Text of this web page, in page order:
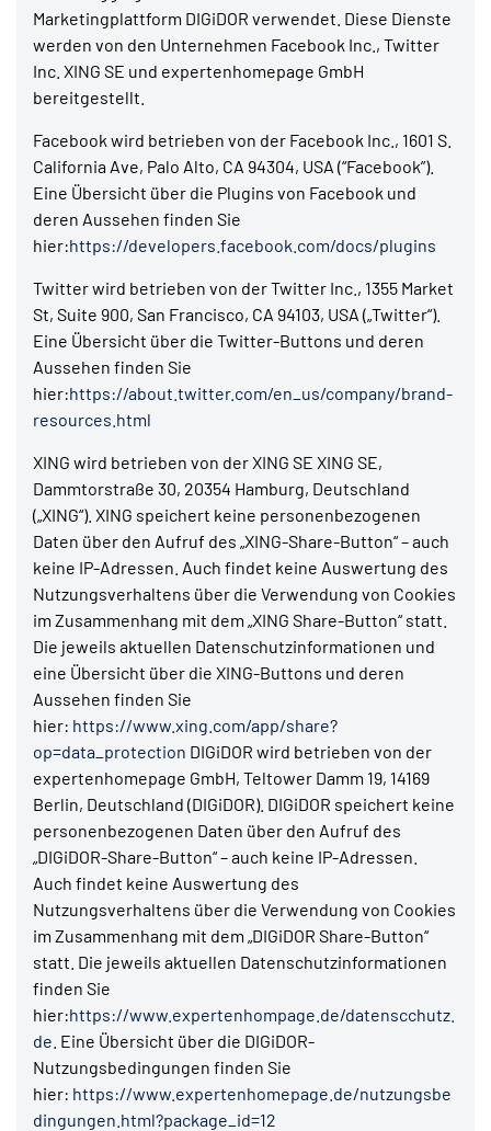
Marketingplattform DIGiDOR verwendet. Diese Dienste
werden von den Unternehmen Facebook Inc., Twitter
Inc. XING SE und expertenhomepage GmbH
bereitgestellt.
Facebook wird betrieben von der Facebook Inc., 1601 S.
California Ave, Palo Alto, CA 94304, USA (“Facebook”).
Eine Übersicht über die Plugins von Facebook und
deren Aussehen finden Sie
hier:https://developers.facebook.com/docs/plugins
Twitter wird betrieben von der Twitter Inc., 1355 Market
St, Suite 900, San Francisco, CA 94103, USA („Twitter“).
Eine Übersicht über die Twitter-Buttons und deren
Aussehen finden Sie
hier:https://about.twitter.com/en_us/company/brand-
resources.html
XING wird betrieben von der XING SE XING SE,
Dammtorstraße 30, 20354 Hamburg, Deutschland
(„XING“). XING speichert keine personenbezogenen
Daten über den Aufruf des „XING-Share-Button“ – auch
keine IP-Adressen. Auch findet keine Auswertung des
Nutzungsverhaltens über die Verwendung von Cookies
im Zusammenhang mit dem „XING Share-Button“ statt.
Die jeweils aktuellen Datenschutzinformationen und
eine Übersicht über die XING-Buttons und deren
Aussehen finden Sie
hier: https://www.xing.com/app/share?
op=data_protection DIGiDOR wird betrieben von der
expertenhomepage GmbH, Teltower Damm 19, 14169
Berlin, Deutschland (DIGiDOR). DIGiDOR speichert keine
personenbezogenen Daten über den Aufruf des
„DIGiDOR-Share-Button“ – auch keine IP-Adressen.
Auch findet keine Auswertung des
Nutzungsverhaltens über die Verwendung von Cookies
im Zusammenhang mit dem „DIGiDOR Share-Button“
statt. Die jeweils aktuellen Datenschutzinformationen
finden Sie
hier:https://www.expertenhompage.de/datenscchutz.
de . Eine Übersicht über die DIGiDOR-
Nutzungsbedingungen finden Sie
hier: https://www.expertenhomepage.de/nutzungsbe
dingungen.html?package_id=12